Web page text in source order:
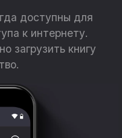
доступны для
к интернету.
загрузить книгу